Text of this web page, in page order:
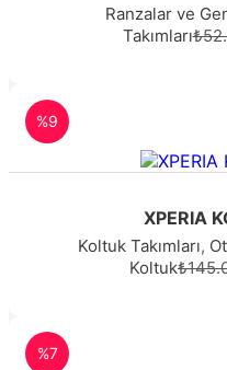
Ranzalar ve
Takımları
%9
XPERIA
Koltuk Takımları,
Koltuk
%7